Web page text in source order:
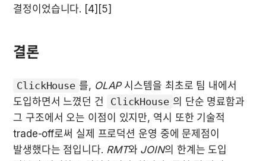
결정이었습니다. [4][5]
결론
ClickHouse 를, OLAP 시스템을 최초로 팀 내에서
도입하면서 느꼈던 건
ClickHouse 의 단순 명료함과
그 구조에서 오는 이점이 있지만, 역시 또한 기술적
trade-off로써 실제 프로덕션 운영 중에 문제점이
발생했다는 점입니다. RMT와 JOIN의 한계는 도입